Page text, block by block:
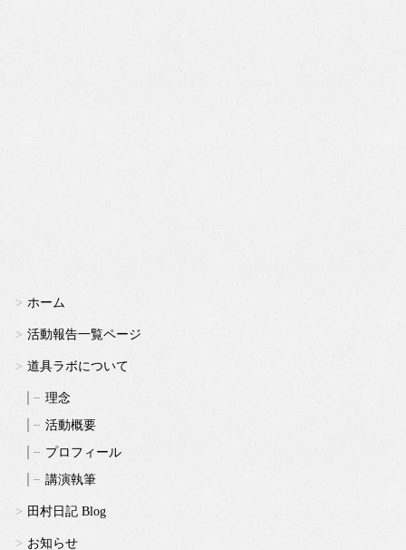
ホーム
活動報告一覧ページ
道具ラボについて
理念
活動概要
プロフィール
講演執筆
田村日記 Blog
お知らせ